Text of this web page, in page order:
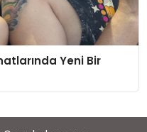
Yeni Bir